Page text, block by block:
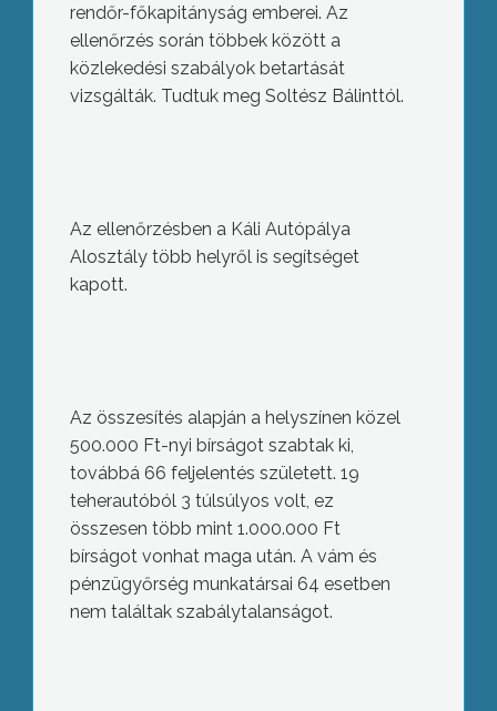
rendőr-főkapitányság emberei. Az
ellenőrzés során többek között a
közlekedési szabályok betartását
vizsgálták. Tudtuk meg Soltész Bálinttól.
Az ellenőrzésben a Káli Autópálya
Alosztály több helyről is segítséget
kapott.
Az összesítés alapján a helyszínen közel
500.000 Ft-nyi bírságot szabtak ki,
továbbá 66 feljelentés született. 19
teherautóból 3 túlsúlyos volt, ez
összesen több mint 1.000.000 Ft
bírságot vonhat maga után. A vám és
pénzügyőrség munkatársai 64 esetben
nem találtak szabálytalanságot.